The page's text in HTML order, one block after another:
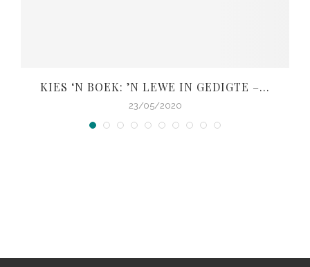
KIES ‘N BOEK: ’N LEWE IN GEDIGTE –...
23/05/2020